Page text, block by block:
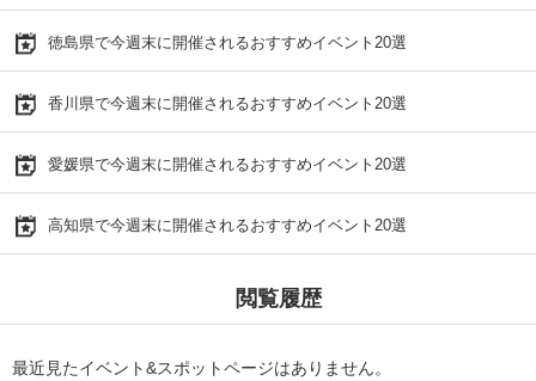
徳島県で今週末に開催されるおすすめイベント20選
香川県で今週末に開催されるおすすめイベント20選
愛媛県で今週末に開催されるおすすめイベント20選
高知県で今週末に開催されるおすすめイベント20選
閲覧履歴
最近見たイベント&スポットページはありません。